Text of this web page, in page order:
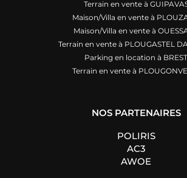
Terrain en vente à
Maison/Villa en vente à
Maison/Villa en vente à
Terrain en vente à PLOUGASTEL
Parking en location à BREST
Terrain en vente à
NOS PARTENAIRES
POLIRIS
AC3
AWOE